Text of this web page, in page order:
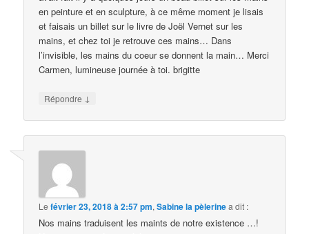
en peinture et en sculpture, à ce même moment je lisais
et faisais un billet sur le livre de Joël Vernet sur les
mains, et chez toi je retrouve ces mains… Dans
l’invisible, les mains du coeur se donnent la main… Merci
Carmen, lumineuse journée à toi. brigitte
Répondre ↓
Lefévrier 23, 2018 à 2:57 pm,Sabine la pèlerinea dit :
Nos mains traduisent les maints de notre existence …!